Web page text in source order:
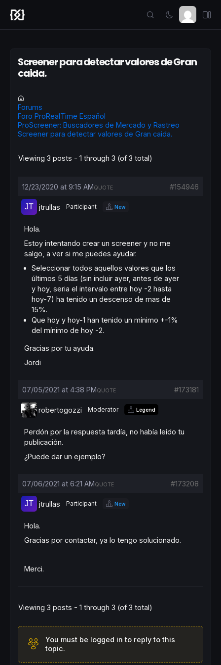
Screener para detectar valores de Gran
caida.
Forums
Foro ProRealTime Español
ProScreener: Buscadores de Mercado y Rastreo
Screener para detectar valores de Gran caida.
Viewing 3 posts - 1 through 3 (of 3 total)
12/23/2020 at 9:15 AM #154946
QUOTE
jtrullas Participant New
Hola.
Estoy intentando crear un screener y no me
salgo, a ver si me puedes ayudar.
Seleccionar todos aquellos valores que los
últimos 5 días (sin incluir ayer, antes de ayer
y hoy, seria el intervalo entre hoy -2 hasta
hoy-7) ha tenido un descenso de mas de
15%.
Que hoy y hoy-1 han tenido un mínimo +-1%
del mínimo de hoy -2.
Gracias por tu ayuda.
Jordi
07/05/2021 at 4:38 PM #173181
QUOTE
robertogozzi Moderator Legend
Perdón por la respuesta tardía, no había leído tu
publicación.
¿Puede dar un ejemplo?
07/06/2021 at 6:21 AM #173208
QUOTE
jtrullas Participant New
Hola.
Gracias por contactar, ya lo tengo solucionado.
Merci.
Viewing 3 posts - 1 through 3 (of 3 total)
You must be logged in to reply to this
topic.